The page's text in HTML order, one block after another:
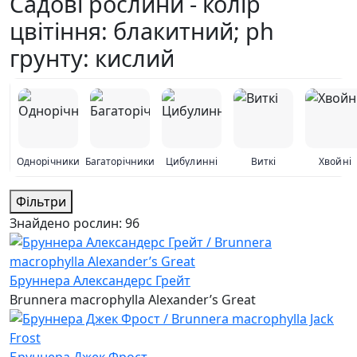
цвітіння: блакитний; ph
грунту: кислий
Однорічники Багаторічники Цибулинні Виткі Хвойні
Фільтри
Знайдено рослин: 96
Бруннера Александерс Грейт
Brunnera macrophylla Alexander’s Great